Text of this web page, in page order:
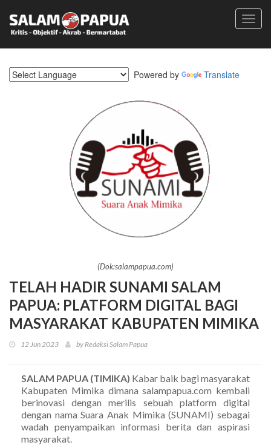
Powered by Translate
(Dok:salampapua.com)
TELAH HADIR SUNAMI SALAM
PAPUA: PLATFORM DIGITAL BAGI
MASYARAKAT KABUPATEN MIMIKA
12 Jun 2023 by Redaksi Salam Papua
SALAM PAPUA (TIMIKA) Kabar baik bagi masyarakat
Kabupaten Mimika dimana salampapua.com kembali
berinovasi dengan merilis sebuah platform digital
dengan nama Suara Anak Mimika (SUNAMI) sebagai
wadah penyampaikan informasi berita dan aspirasi
masyarakat.